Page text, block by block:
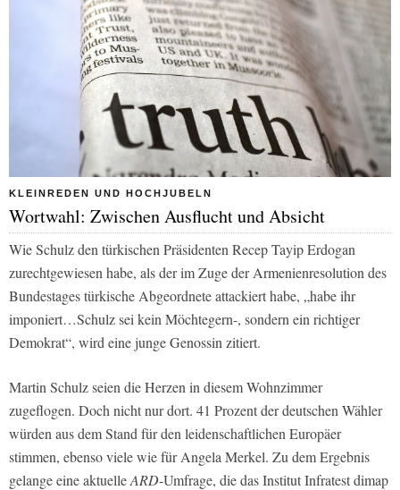
KLEINREDEN UND HOCHJUBELN
Wortwahl: Zwischen Ausflucht und Absicht
Wie Schulz den türkischen Präsidenten Recep Tayip Erdogan
zurechtgewiesen habe, als der im Zuge der Armenienresolution des
Bundestages türkische Abgeordnete attackiert habe, „habe ihr
imponiert…Schulz sei kein Möchtegern-, sondern ein richtiger
Demokrat“, wird eine junge Genossin zitiert.
Martin Schulz seien die Herzen in diesem Wohnzimmer
zugeflogen. Doch nicht nur dort. 41 Prozent der deutschen Wähler
würden aus dem Stand für den leidenschaftlichen Europäer
stimmen, ebenso viele wie für Angela Merkel. Zu dem Ergebnis
gelange eine aktuelleARD-Umfrage, die das Institut Infratest dimap